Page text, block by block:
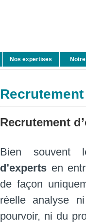
Recrutement
Bien
d’experts en
de façon
réelle analyse
pourvoir, ni du
Nos expertises